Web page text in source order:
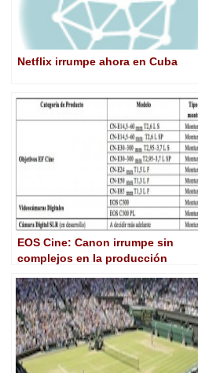
Netflix irrumpe ahora en Cuba
EOS Cine: Canon irrumpe sin
complejos en la producción